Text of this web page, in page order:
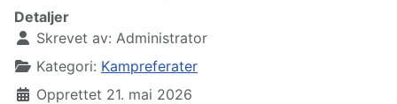
Detaljer
Skrevet av: Administrator
Kategori: Kampreferater
Opprettet 21. mai 2026